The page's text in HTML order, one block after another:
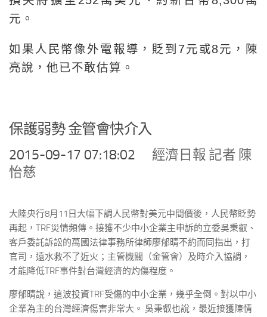
元。
如果人民幣像外電報導，貶到7元或8元，陳
亮說，他已不敢估算。
保護弱勢 金管會快介入
2015-09-17 07:18:02 經濟日報 記者 陳
怡慈
大陸央行8月11日大幅下調人民幣對美元中間價後，人民幣貶勢
再起，TRF災情頻傳。接獲不少中小企業主申訴的立委吳秉叡、
客戶委託訴訟的萬國法律事務所律師廖郁晴不約而同指出，打
官司，遠水救不了近火；主管機關（金管會）及時介入協調，
才能降低TRF事件對台灣經濟的灼傷程度。
廖郁晴說，這波投資TRF受傷的中小企業，幾乎全倒。對以中小
企業為主的台灣經濟傷害非常大。 吳秉叡也說，最近接獲陳情